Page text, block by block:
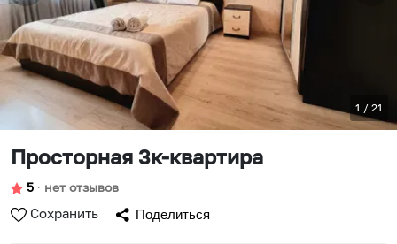
1 / 21
Просторная 3к-квартира
5 ∙ нет отзывов
Сохранить Поделиться